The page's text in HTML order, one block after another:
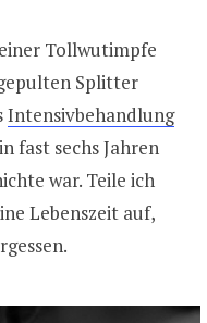
Tollwutimpfe
Splitter
Intensivbehandlung
fast sechs Jahren
war. Teile ich
Lebenszeit auf,